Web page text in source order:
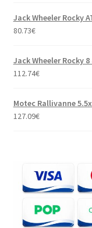
Jack Wheeler Rocky
80.73€
Jack Wheeler Rocky
112.74€
Motec Rallivanne
127.09€